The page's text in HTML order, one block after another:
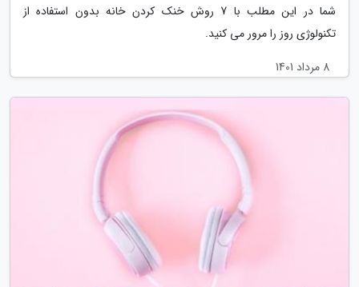
شما در این مطلب با 7 روش خنک کردن خانه بدون استفاده از
تکنولوژی روز را مرور می کنید.
8 مرداد 1401